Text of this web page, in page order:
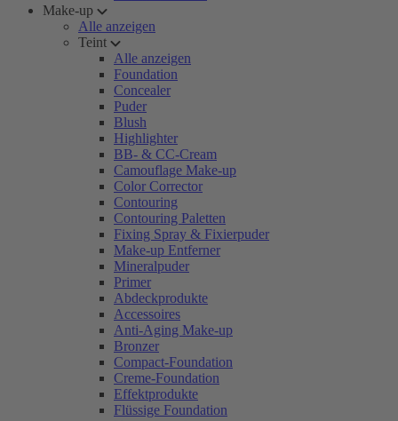
Make-up
Alle anzeigen
Teint
Alle anzeigen
Foundation
Concealer
Puder
Blush
Highlighter
BB- & CC-Cream
Camouflage Make-up
Color Corrector
Contouring
Contouring Paletten
Fixing Spray & Fixierpuder
Make-up Entferner
Mineralpuder
Primer
Abdeckprodukte
Accessoires
Anti-Aging Make-up
Bronzer
Compact-Foundation
Creme-Foundation
Effektprodukte
Flüssige Foundation